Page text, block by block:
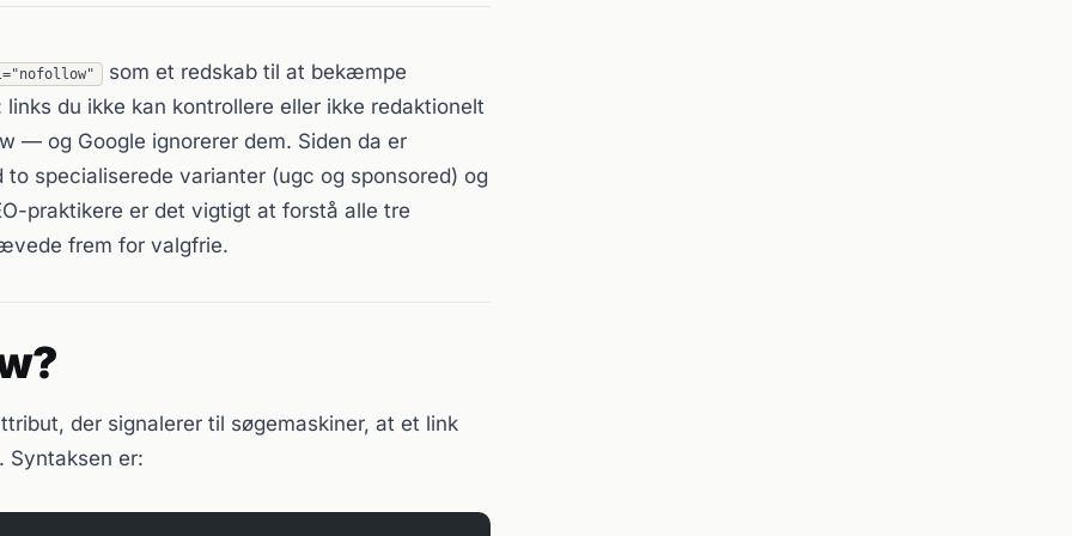
som et redskab til at bekæmpe
du ikke kan kontrollere eller ikke redaktionelt
— og Google ignorerer dem. Siden da er
specialiserede varianter (ugc og sponsored) og
praktikere er det vigtigt at forstå alle tre
frem for valgfrie.
der signalerer til søgemaskiner, at et link
Syntaksen er: